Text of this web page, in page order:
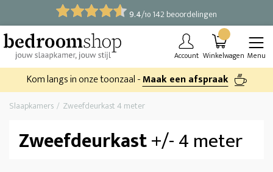
9.4/10 142 beoordelingen
Account Winkelwagen Menu
Kom langs in onze toonzaal -Maak een afspraak
Slaapkamers Zweefdeurkast 4 meter
Zweefdeurkast+/- 4 meter